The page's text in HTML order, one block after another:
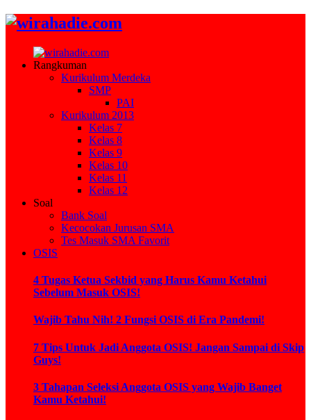
Rangkuman
Kurikulum Merdeka
SMP
PAI
Kurikulum 2013
Kelas 7
Kelas 8
Kelas 9
Kelas 10
Kelas 11
Kelas 12
Soal
Bank Soal
Kecocokan Jurusan SMA
Tes Masuk SMA Favorit
OSIS
4 Tugas Ketua Sekbid yang Harus Kamu Ketahui
Sebelum Masuk OSIS!
Wajib Tahu Nih! 2 Fungsi OSIS di Era Pandemi!
7 Tips Untuk Jadi Anggota OSIS! Jangan Sampai di Skip
Guys!
3 Tahapan Seleksi Anggota OSIS yang Wajib Banget
Kamu Ketahui!